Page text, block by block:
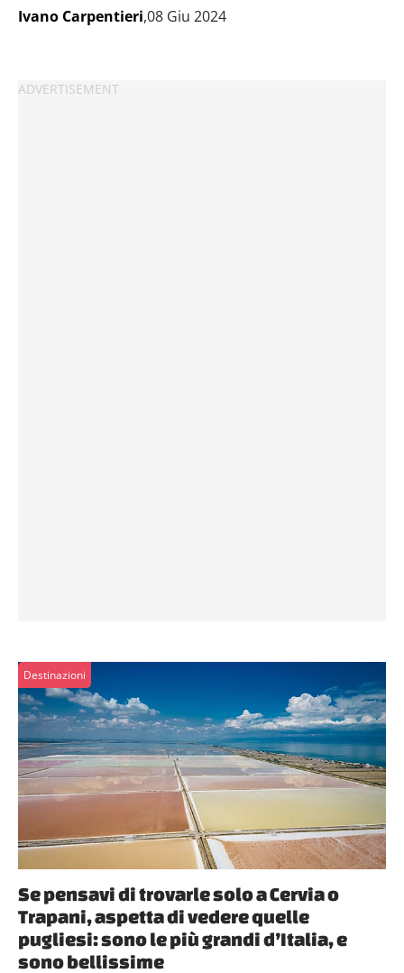
Ivano Carpentieri,08 Giu 2024
Destinazioni
Se pensavi di trovarle solo a Cervia o
Trapani, aspetta di vedere quelle
pugliesi: sono le più grandi d’Italia, e
sono bellissime